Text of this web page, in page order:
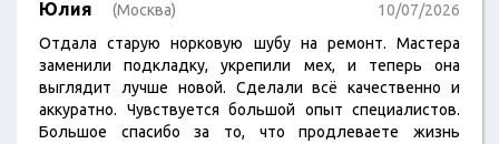
Юлия (Москва)
10/07/2026
Отдала старую норковую шубу на ремонт. Мастера
заменили подкладку, укрепили мех, и теперь она
выглядит лучше новой. Сделали всё качественно и
аккуратно. Чувствуется большой опыт специалистов.
Большое спасибо за то, что продлеваете жизнь